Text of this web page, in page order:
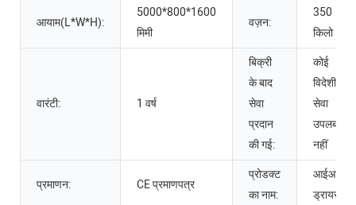
आयाम(L*W*H):
5000*800*1600
मिमी
वज़न:
350
किलो
वारंटी: 1 वर्ष
बिक्री
के बाद
सेवा
प्रदान
की गई:
कोई
विदेशी
सेवा
उपलब्ध
नहीं
प्रमाणन: CE प्रमाणपत्र
प्रोडक्ट
का नाम:
आईआर
ड्रायर